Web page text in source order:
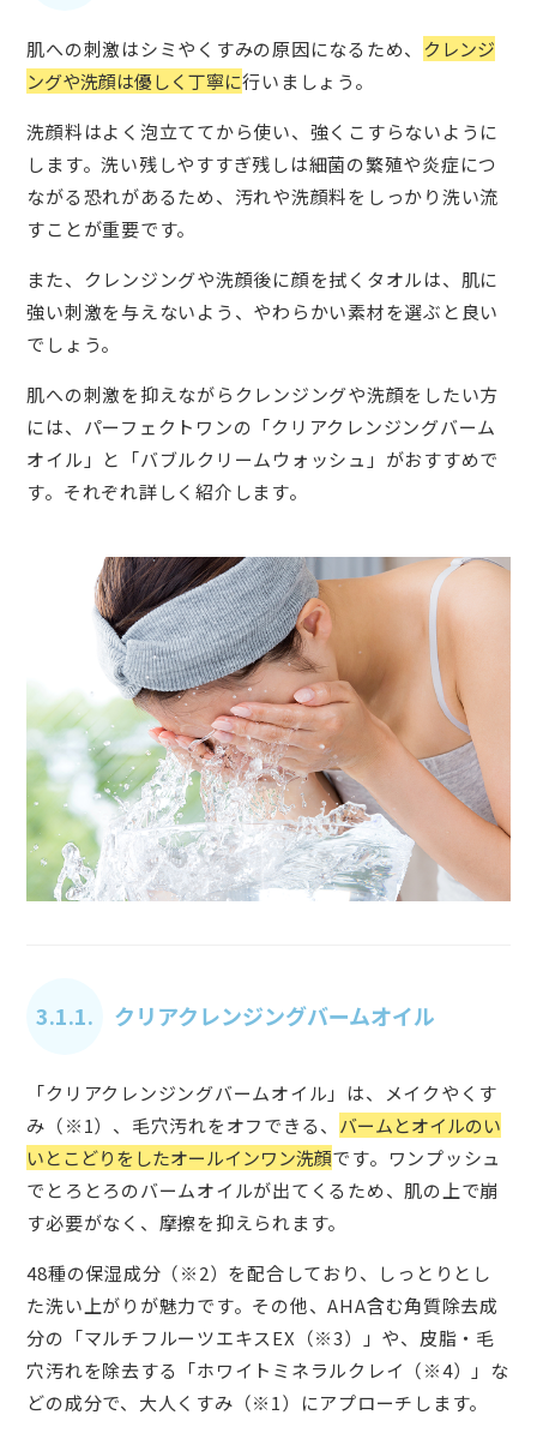
肌への刺激はシミやくすみの原因になるため、 クレンジ
ングや洗顔は優しく丁寧に行いましょう。
洗顔料はよく泡立ててから使い、強くこすらないように
します。洗い残しやすすぎ残しは細菌の繁殖や炎症につ
ながる恐れがあるため、汚れや洗顔料をしっかり洗い流
すことが重要です。
また、クレンジングや洗顔後に顔を拭くタオルは、肌に
強い刺激を与えないよう、やわらかい素材を選ぶと良い
でしょう。
肌への刺激を抑えながらクレンジングや洗顔をしたい方
には、パーフェクトワンの「クリアクレンジングバーム
オイル」と「バブルクリームウォッシュ」がおすすめで
す。それぞれ詳しく紹介します。
3.1.1. クリアクレンジングバームオイル
「クリアクレンジングバームオイル」は、メイクやくす
み（※1）、毛穴汚れをオフできる、 バームとオイルのい
いとこどりをしたオールインワン洗顔です。ワンプッシュ
でとろとろのバームオイルが出てくるため、肌の上で崩
す必要がなく、摩擦を抑えられます。
48種の保湿成分（※2）を配合しており、しっとりとし
た洗い上がりが魅力です。その他、AHA含む角質除去成
分の「マルチフルーツエキスEX（※3）」や、皮脂・毛
穴汚れを除去する「ホワイトミネラルクレイ（※4）」な
どの成分で、大人くすみ（※1）にアプローチします。